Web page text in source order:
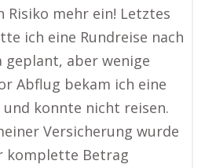
Risiko mehr ein! Letztes
ich eine Rundreise nach
geplant, aber wenige
Abflug bekam ich eine
und konnte nicht reisen.
Versicherung wurde
komplette Betrag